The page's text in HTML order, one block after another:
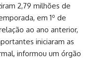
2,79 milhões de
em 1º de
ao ano anterior,
iniciaram as
informou um órgão